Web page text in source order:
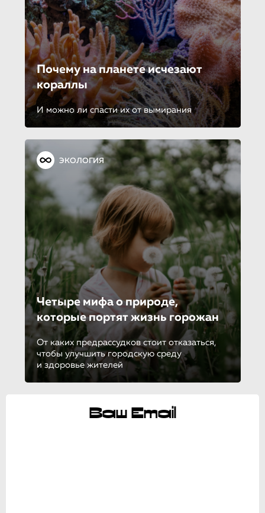
Почему на планете исчезают
кораллы
И можно ли спасти их от вымирания
ЭКОЛОГИЯ
Четыре мифа о природе,
которые портят жизнь горожан
От каких предрассудков стоит отказаться,
чтобы улучшить городскую среду
и здоровье жителей
Ваш Email